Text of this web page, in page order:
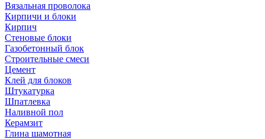
Вязальная проволока
Кирпичи и блоки
Кирпич
Стеновые блоки
Газобетонный блок
Строительные смеси
Цемент
Клей для блоков
Штукатурка
Шпатлевка
Наливной пол
Керамзит
Глина шамотная